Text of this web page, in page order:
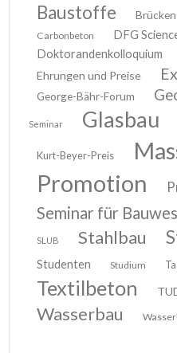
Baustoffe Brücken
Carbonbeton
DFG
Doktorandenkolloquium
Ehrungen und Preise
George-Bähr-Forum
Seminar Glasbau
Kurt-Beyer-Preis
Promotion
Seminar für
SLUB Stahlbau
Studenten Studium
Textilbeton
Wasserbau